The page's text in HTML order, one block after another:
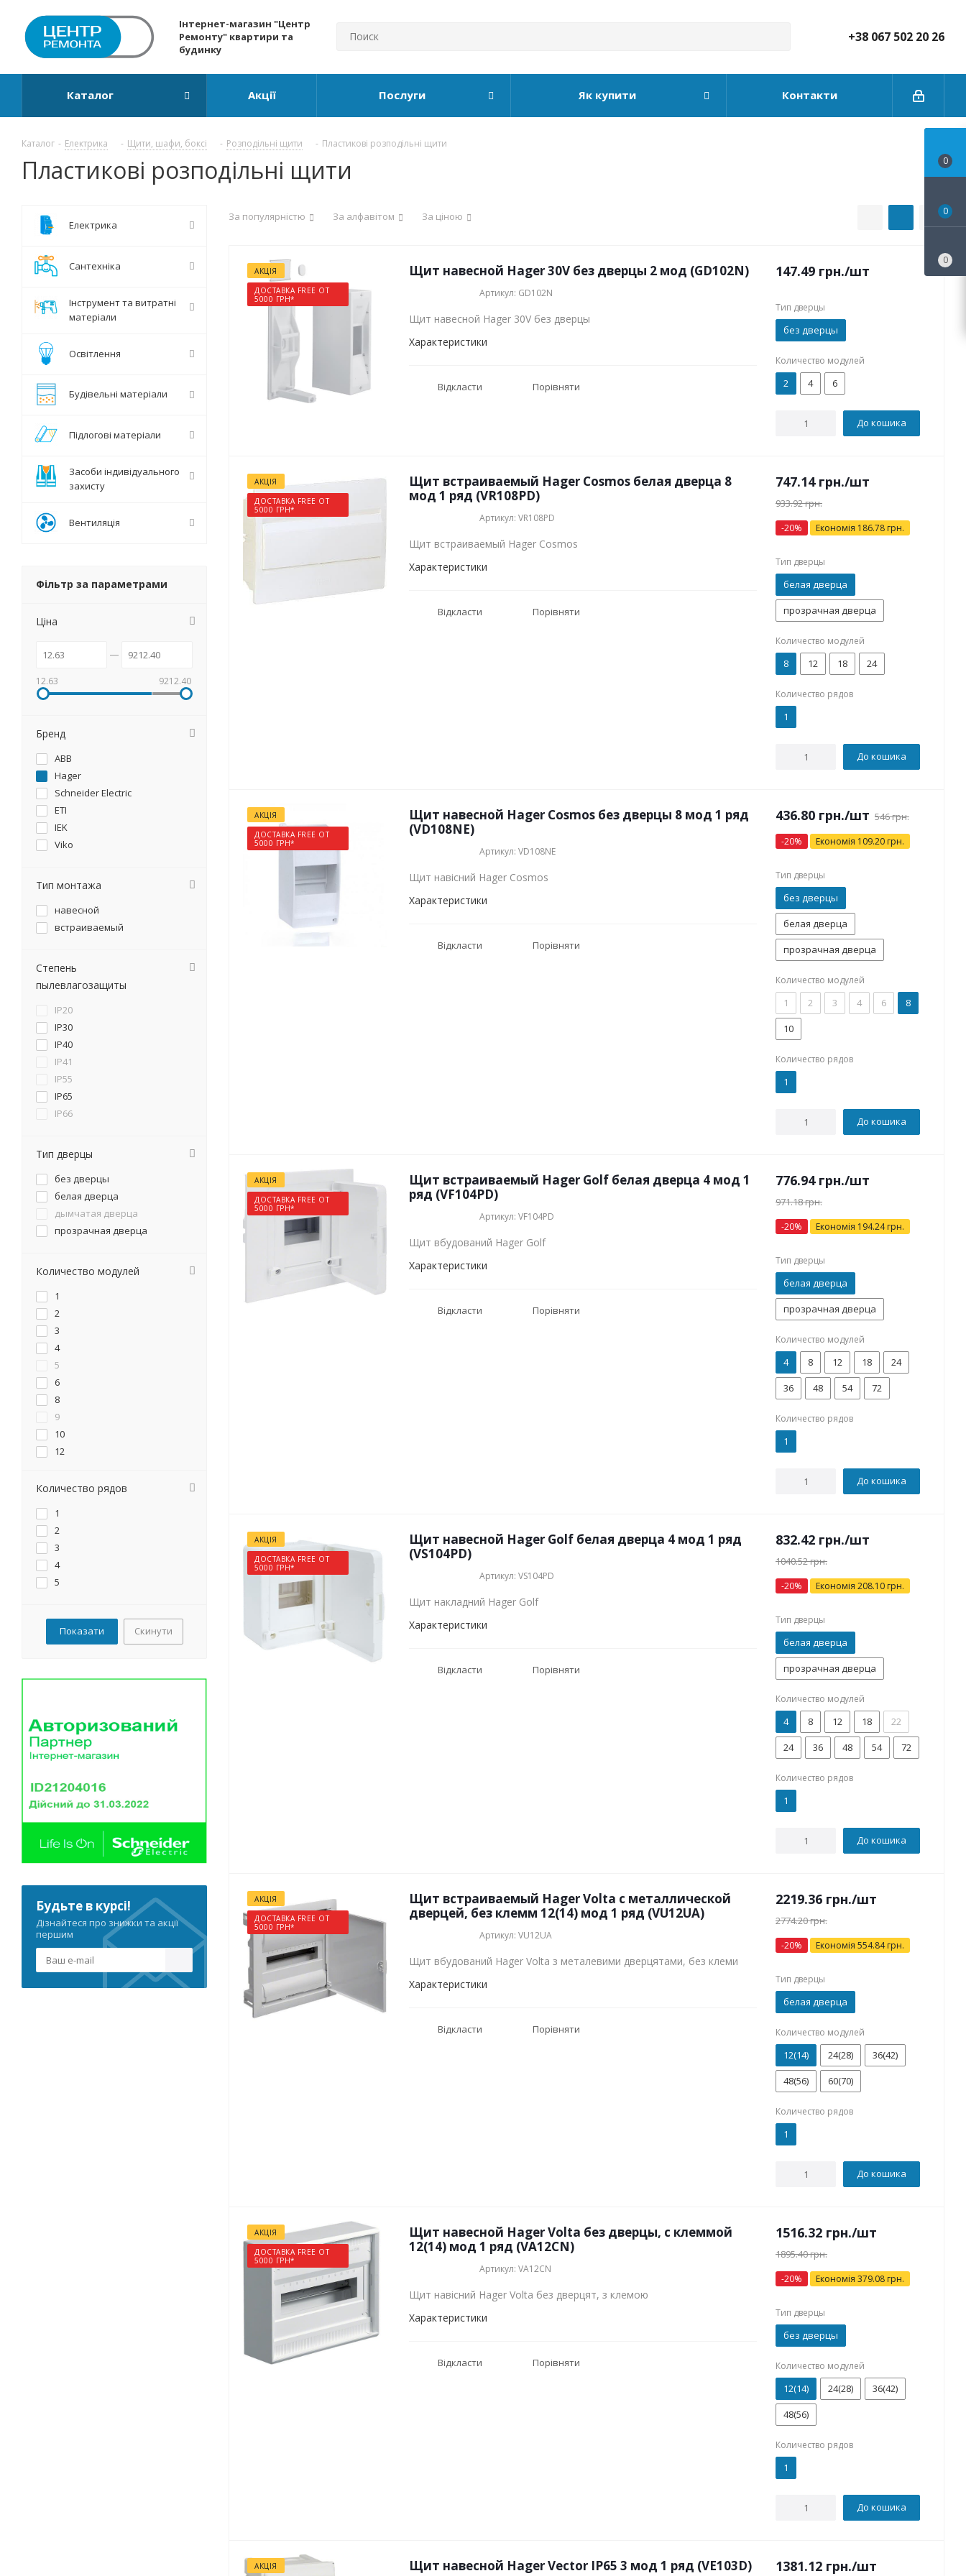
Інтернет-магазин "Центр
Ремонту" квартири та
будинку
+38 067 502 20 26
Каталог Акції Послуги Як купити Контакти
Каталог - Електрика - Щити, шафи, боксі - Розподільні щити - Пластикові розподільні щити
Пластикові розподільні щити
За популярністю За алфавітом За ціною
АКЦІЯ
ДОСТАВКА FREE ОТ
5000 ГРН*
Щит навесной Hager 30V без дверцы 2 мод (GD102N)
Артикул: GD102N
Щит навесной Hager 30V без дверцы
Характеристики
Відкласти Порівняти
147.49 грн./шт
Тип дверцы
без дверцы
Количество модулей
2 4 6
До кошика
АКЦІЯ
ДОСТАВКА FREE ОТ
5000 ГРН*
Щит встраиваемый Hager Cosmos белая дверца 8
мод 1 ряд (VR108PD)
Артикул: VR108PD
Щит встраиваемый Hager Cosmos
Характеристики
Відкласти Порівняти
747.14грн./шт
933.92грн.
-20% Економія 186.78 грн.
Тип дверцы
белая дверца
прозрачная дверца
Количество модулей
8 12 18 24
Количество рядов
1
До кошика
АКЦІЯ
ДОСТАВКА FREE ОТ
5000 ГРН*
Щит навесной Hager Cosmos без дверцы 8 мод 1 ряд
(VD108NE)
Артикул: VD108NE
Щит навісний Hager Cosmos
Характеристики
Відкласти Порівняти
436.80 грн./шт 546грн.
-20% Економія 109.20 грн.
Тип дверцы
без дверцы
белая дверца
прозрачная дверца
Количество модулей
1 2 3 4 6
8
10
Количество рядов
1
До кошика
АКЦІЯ
ДОСТАВКА FREE ОТ
5000 ГРН*
Щит встраиваемый Hager Golf белая дверца 4 мод 1
ряд (VF104PD)
Артикул: VF104PD
Щит вбудований Hager Golf
Характеристики
Відкласти Порівняти
776.94грн./шт
971.18грн.
-20% Економія 194.24грн.
Тип дверцы
белая дверца
прозрачная дверца
Количество модулей
4 8 12 18
24
36
48 54 72
Количество рядов
1
До кошика
АКЦІЯ
ДОСТАВКА FREE ОТ
5000 ГРН*
Щит навесной Hager Golf белая дверца 4 мод 1 ряд
(VS104PD)
Артикул: VS104PD
Щит накладний Hager Golf
Характеристики
Відкласти Порівняти
832.42 грн./шт
1040.52грн.
-20% Економія 208.10 грн.
Тип дверцы
белая дверца
прозрачная дверца
Количество модулей
4 8 12 18
22
24
36 48 54 72
Количество рядов
1
До кошика
АКЦІЯ
ДОСТАВКА FREE ОТ
5000 ГРН*
Щит встраиваемый Hager Volta с металлической
дверцей, без клемм 12(14) мод 1 ряд (VU12UA)
Артикул: VU12UA
Щит вбудований Hager Volta з металевими дверцятами, без клеми
Характеристики
Відкласти Порівняти
2219.36 грн./шт
2774.20грн.
-20% Економія 554.84грн.
Тип дверцы
белая дверца
Количество модулей
12(14) 24(28)
36(42)
48(56)
60(70)
Количество рядов
1
До кошика
АКЦІЯ
ДОСТАВКА FREE ОТ
5000 ГРН*
Щит навесной Hager Volta без дверцы, с клеммой
12(14) мод 1 ряд (VA12CN)
Артикул: VA12CN
Щит навісний Hager Volta без дверцят, з клемою
Характеристики
Відкласти Порівняти
1516.32 грн./шт
1895.40грн.
-20% Економія 379.08 грн.
Тип дверцы
без дверцы
Количество модулей
12(14) 24(28)
36(42)
48(56)
Количество рядов
1
До кошика
АКЦІЯ Щит навесной Hager Vector IP65 3 мод 1 ряд (VE103D) 1381.12 грн./шт
Електрика
Сантехніка
Інструмент та витратні
матеріали
Освітлення
Будівельні матеріали
Підлогові матеріали
Засоби індивідуального
захисту
Вентиляція
Фільтр за параметрами
Ціна
12.63 9212.40
Бренд
ABB
Hager
Schneider Electric
ETI
IEK
Viko
Тип монтажа
навесной
встраиваемый
Степень
пылевлагозащиты
IP20
IP30
IP40
IP41
IP55
IP65
IP66
Тип дверцы
без дверцы
белая дверца
дымчатая дверца
прозрачная дверца
Количество модулей
1
2
3
4
5
6
8
9
10
12
12(14)
18
18(20)
22
24
24(28)
36(42)
54
54(60)
60(70)
Количество рядов
1
2
3
4
5
Скинути
Будьте в курсі!
Дізнайтеся про знижки та акції
першим
0
0
0